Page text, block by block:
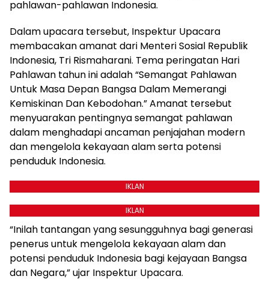
pahlawan-pahlawan Indonesia.
Dalam upacara tersebut, Inspektur Upacara
membacakan amanat dari Menteri Sosial Republik
Indonesia, Tri Rismaharani. Tema peringatan Hari
Pahlawan tahun ini adalah “Semangat Pahlawan
Untuk Masa Depan Bangsa Dalam Memerangi
Kemiskinan Dan Kebodohan.” Amanat tersebut
menyuarakan pentingnya semangat pahlawan
dalam menghadapi ancaman penjajahan modern
dan mengelola kekayaan alam serta potensi
penduduk Indonesia.
IKLAN
IKLAN
“Inilah tantangan yang sesungguhnya bagi generasi
penerus untuk mengelola kekayaan alam dan
potensi penduduk Indonesia bagi kejayaan Bangsa
dan Negara,” ujar Inspektur Upacara.